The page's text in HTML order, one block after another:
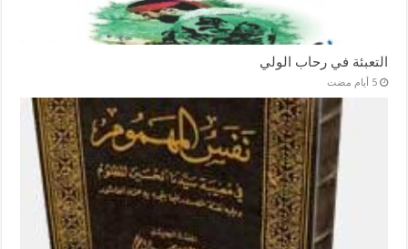
التعبئة في رحاب الولي
‏5 أيام مضت